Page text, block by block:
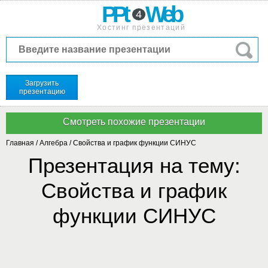
PPt 4 Web
Хостинг презентаций
Загрузить
презентацию
Главная /Алгебра /Свойства и график функции СИНУС
Презентация на тему:
Свойства и график
функции СИНУС